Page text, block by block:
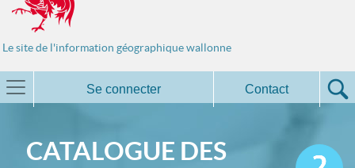
Le site de l'information géographique wallonne
Se connecter Contact
CATALOGUE DES